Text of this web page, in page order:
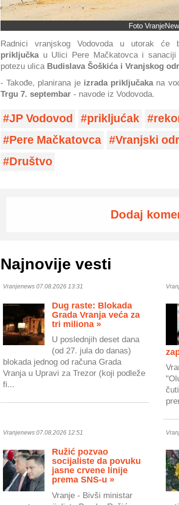
Foto
Radnici vranjskog Vodovoda u utorak će
priključkau Ulici Pere Mačkatovca i sanaciji
potezu ulica Budislava Šoškića i Vranjskog
- Takođe, planirana je izrada priključaka na
Trgu 7. septembar - navode iz Vodovoda.
JP Vodovod prikljućak
Pere Mačkatovca
Vranjski
Društvo
Dodaj
Najnovije vesti
Vranjenews 07.08.2026 13:31
Dug raste: Blokada
Grada Vranja veća za
tri miliona »
U poslednjih deset dana
(od 27. jula do danas)
blokada jednog od računa Grada
Vranja u Upravi za Trezor (koji podleže
fi...
Vranjenews 07.08.2026 12:51
Ružić pozvao
socijaliste da povuku
jasne crvene linije
prema SNS-u »
Vranje - Bivši ministar